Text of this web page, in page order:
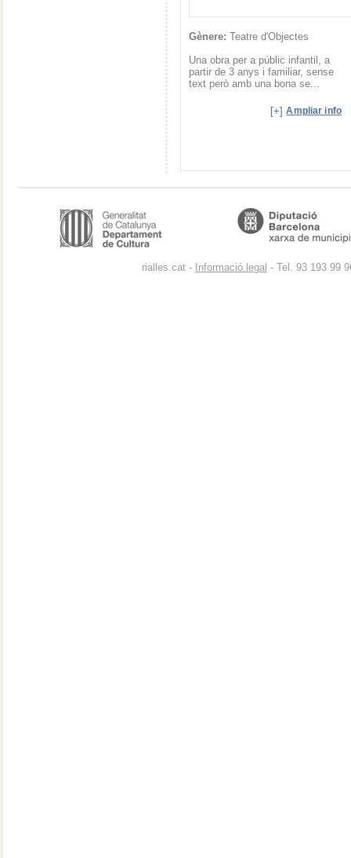
Gènere: Teatre d'Objectes
Una obra per a públic infantil, a
partir de 3 anys i familiar, sense
text però amb una bona se...
[+]Ampliar info
rialles.cat - Informació legal - Tel. 93 193 99